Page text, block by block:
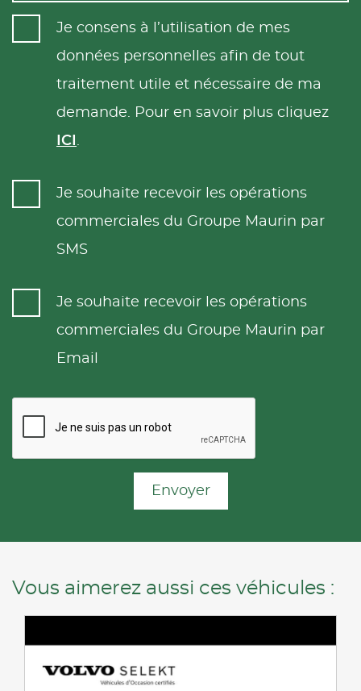
Je consens à l’utilisation de mes
données personnelles afin de tout
traitement utile et nécessaire de ma
demande. Pour en savoir plus cliquez
ICI .
Je souhaite recevoir les opérations
commerciales du Groupe Maurin par
SMS
Je souhaite recevoir les opérations
commerciales du Groupe Maurin par
Email
Envoyer
Vous aimerez aussi ces véhicules :